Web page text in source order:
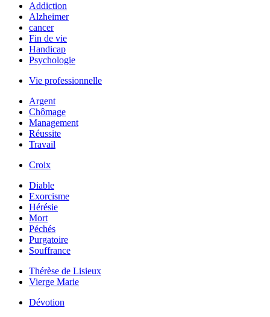
Addiction
Alzheimer
cancer
Fin de vie
Handicap
Psychologie
Vie professionnelle
Argent
Chômage
Management
Réussite
Travail
Croix
Diable
Exorcisme
Hérésie
Mort
Péchés
Purgatoire
Souffrance
Thérèse de Lisieux
Vierge Marie
Dévotion